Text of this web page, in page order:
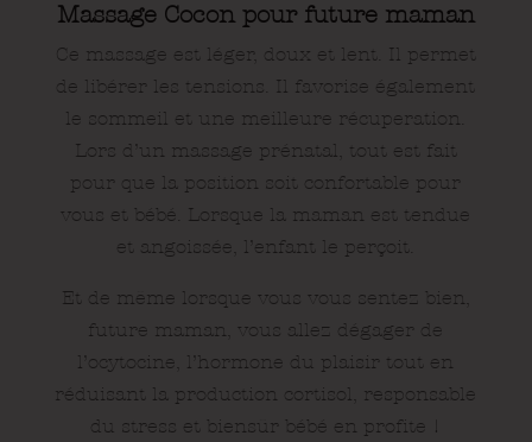
Massage Cocon pour future maman
Ce massage est léger, doux et lent. Il permet
de libérer les tensions. Il favorise également
le sommeil et une meilleure récuperation.
Lors d’un massage prénatal, tout est fait
pour que la position soit confortable pour
vous et bébé. Lorsque la maman est tendue
et angoissée, l’enfant le perçoit.
Et de même lorsque vous vous sentez bien,
future maman, vous allez dégager de
l’ocytocine, l’hormone du plaisir tout en
réduisant la production cortisol, responsable
du stress et biensûr bébé en profite !